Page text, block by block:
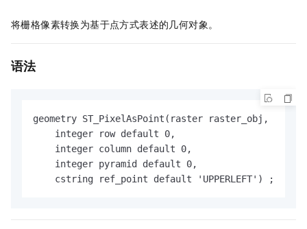
将栅格像素转换为基于点方式表述的几何对象。
语法
geometry ST_PixelAsPoint(raster raster_obj,
    integer row default 0,
    integer column default 0,
    integer pyramid default 0,
    cstring ref_point default 'UPPERLEFT') ;